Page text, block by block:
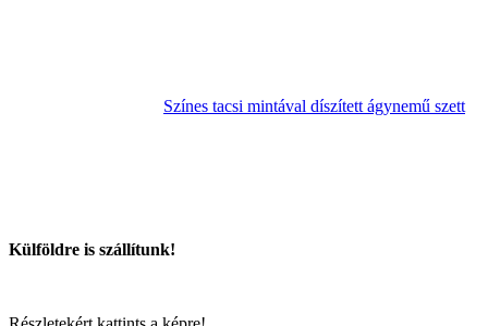
Színes tacsi mintával díszített ágynemű szett
Külföldre is szállítunk!